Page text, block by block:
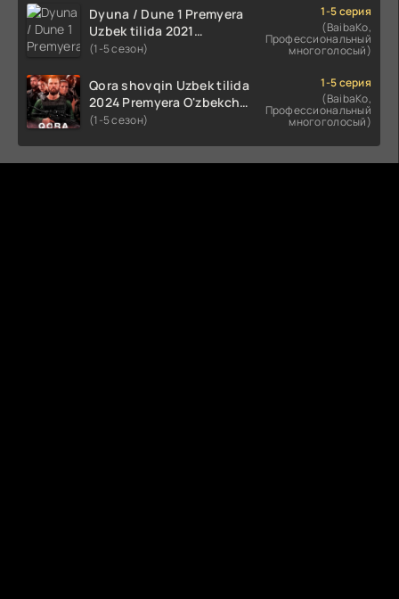
Dyuna / Dune 1 Premyera
Uzbek tilida 2021
O'zbekcha tarjima kino HD
(1-5 сезон)
1-5 серия
(BaibaKo,
Профессиональный
многоголосый)
Qora shovqin Uzbek tilida
2024 Premyera O'zbekcha
tarjima kino HD skachat
(1-5 сезон)
1-5 серия
(BaibaKo,
Профессиональный
многоголосый)